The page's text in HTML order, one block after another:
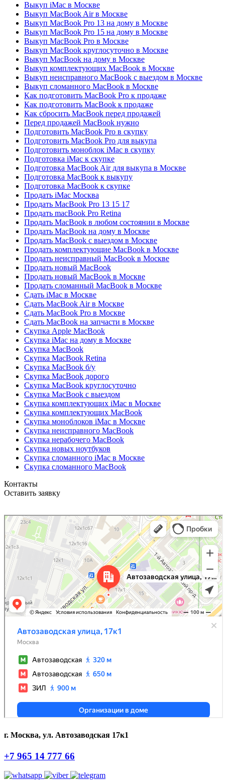
Выкуп iMac в Москве
Выкуп MacBook Air в Москве
Выкуп MacBook Pro 13 на дому в Москве
Выкуп MacBook Pro 15 на дому в Москве
Выкуп MacBook Pro в Москве
Выкуп MacBook круглосуточно в Москве
Выкуп MacBook на дому в Москве
Выкуп комплектующих MacBook в Москве
Выкуп неисправного MacBook с выездом в Москве
Выкуп сломанного MacBook в Москве
Как подготовить MacBook Pro к продаже
Как подготовить MacBook к продаже
Как сбросить MacBook перед продажей
Перед продажей MacBook нужно
Подготовить MacBook Pro в скупку
Подготовить MacBook Pro для выкупа
Подготовить моноблок iMac в скупку
Подготовка iMac к скупке
Подготовка MacBook Air для выкупа в Москве
Подготовка MacBook к выкупу
Подготовка MacBook к скупке
Продать iMac Москва
Продать MacBook Pro 13 15 17
Продать macBook Pro Retina
Продать MacBook в любом состоянии в Москве
Продать MacBook на дому в Москве
Продать MacBook с выездом в Москве
Продать комплектующие MacBook в Москве
Продать неисправный MacBook в Москве
Продать новый MacBook
Продать новый MacBook в Москве
Продать сломанный MacBook в Москве
Сдать iMac в Москве
Сдать MacBook Air в Москве
Сдать MacBook Pro в Москве
Сдать MacBook на запчасти в Москве
Скупка Apple MacBook
Скупка iMac на дому в Москве
Скупка MacBook
Скупка MacBook Retina
Скупка MacBook б/у
Скупка MacBook дорого
Скупка MacBook круглосуточно
Скупка MacBook с выездом
Скупка комплектующих iMac в Москве
Скупка комплектующих MacBook
Скупка моноблоков iMac в Москве
Скупка неисправного MacBook
Скупка нерабочего MacBook
Скупка новых ноутбуков
Скупка сломанного iMac в Москве
Скупка сломанного MacBook
Контакты
Оставить заявку
г. Москва, ул. Автозаводская 17к1
+7 965 14 777 66